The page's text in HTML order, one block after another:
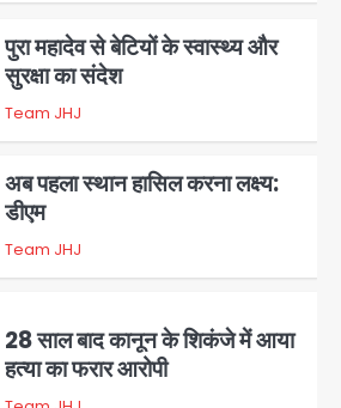
अब पहला स्थान हासिल करना लक्ष्य:
डीएम
28 साल बाद कानून के शिकंजे में आया
हत्या का फरार आरोपी